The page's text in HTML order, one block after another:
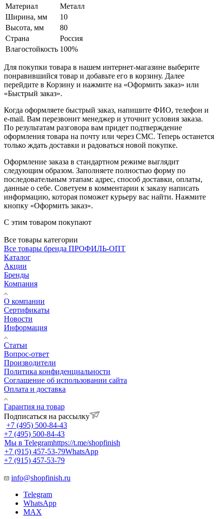
Материал
Металл
Ширина, мм
10
Высота, мм
80
Страна
Россия
Влагостойкость 100%
Для покупки товара в нашем интернет-магазине выберите
понравившийся товар и добавьте его в корзину. Далее
перейдите в Корзину и нажмите на «Оформить заказ» или
«Быстрый заказ».
Когда оформляете быстрый заказ, напишите ФИО, телефон и
e-mail. Вам перезвонит менеджер и уточнит условия заказа.
По результатам разговора вам придет подтверждение
оформления товара на почту или через СМС. Теперь останется
только ждать доставки и радоваться новой покупке.
Оформление заказа в стандартном режиме выглядит
следующим образом. Заполняете полностью форму по
последовательным этапам: адрес, способ доставки, оплаты,
данные о себе. Советуем в комментарии к заказу написать
информацию, которая поможет курьеру вас найти. Нажмите
кнопку «Оформить заказ».
С этим товаром покупают
Все товары категории
Все товары бренда ПРОФИЛЬ-ОПТ
Каталог
Акции
Бренды
Компания
О компании
Сертификаты
Новости
Информация
Статьи
Вопрос-ответ
Производители
Политика конфиденциальности
Соглашение об использовании сайта
Оплата и доставка
Гарантия на товар
Подписаться на рассылку
+7 (495) 500-84-43
+7 (495) 500-84-43
Мы в Telegramhttps://t.me/shopfinish
+7 (915) 457-53-79WhatsApp
+7 (915) 457-53-79
info@shopfinish.ru
Telegram
WhatsApp
MAX